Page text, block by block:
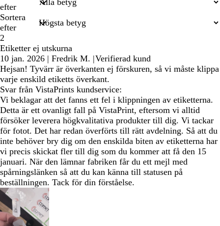
sökningar
efter
Sortera
efter
2
Etiketter ej utskurna
10 jan. 2026 | Fredrik M. |Verifierad kund
Hejsan! Tyvärr är överkanten ej förskuren, så vi måste klippa
varje enskild etiketts överkant.
Svar från VistaPrints kundservice:
Vi beklagar att det fanns ett fel i klippningen av etiketterna.
Detta är ett ovanligt fall på VistaPrint, eftersom vi alltid
försöker leverera högkvalitativa produkter till dig. Vi tackar
för fotot. Det har redan överförts till rätt avdelning. Så att du
inte behöver bry dig om den enskilda biten av etiketterna har
vi precis skickat fler till dig som du kommer att få den 15
januari. När den lämnar fabriken får du ett mejl med
spårningslänken så att du kan känna till statusen på
beställningen. Tack för din förståelse.